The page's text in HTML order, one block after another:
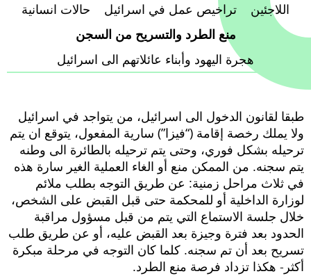
brightness_high
Bright contrast
format_underlined
Underline links
اللاجئين
تراخيص عمل في اسرائيل
حالات انسانية
منع الطرد والتسريح من السجن
هجرة اليهود وأبناء عائلاتهم الى اسرائيل
طبقا لقانون الدخول الى اسرائيل، من يتواجد في اسرائيل
ولا يملك رخصة إقامة (“فيزا”) سارية المفعول، يتوقع ان يتم
ترحيله بشكل فوري، وحتى يتم ترحيله بالطائرة الى وطنه
يتم سجنه. من الممكن منع أو الغاء العملية الغير سارة هذه
في ثلاث مراحل زمنية: عن طريق التوجه بطلب ملائم
لوزارة الداخلية أو للمحكمة حتى قبل القبض على الشخص،
خلال جلسة الاستماع التي يتم من قبل مسؤول مراقبة
الحدود بعد فترة وجيزة بعد القبض عليه، أو عن طريق طلب
تسريح بعد أن تم سجنه. كلما كان التوجه في مرحلة مبكرة
أكثر- هكذا تزداد فرصة منع الطرد.